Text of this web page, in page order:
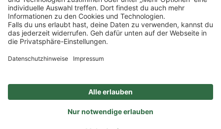
Impressum Datenschutz
Privatsphäre-Einstellungen
FAQ
Veranstaltungen
Sitemap